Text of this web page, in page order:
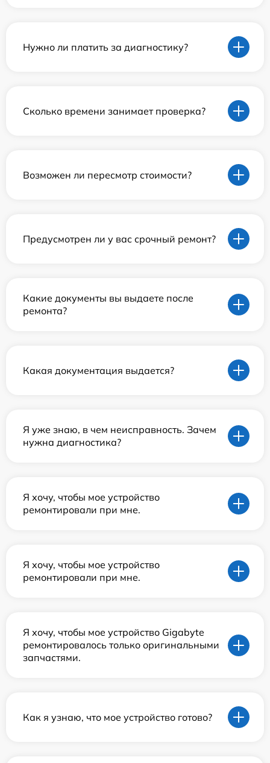
Нужно ли платить за диагностику?
Сколько времени занимает проверка?
Возможен ли пересмотр стоимости?
Предусмотрен ли у вас срочный ремонт?
Какие документы вы выдаете после
ремонта?
Какая документация выдается?
Я уже знаю, в чем неисправность. Зачем
нужна диагностика?
Я хочу, чтобы мое устройство
ремонтировали при мне.
Я хочу, чтобы мое устройство
ремонтировали при мне.
Я хочу, чтобы мое устройство Gigabyte
ремонтировалось только оригинальными
запчастями.
Как я узнаю, что мое устройство готово?